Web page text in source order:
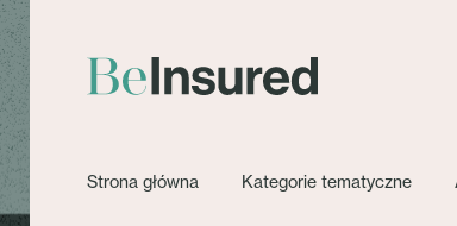
Strona główna Kategorie tematyczne